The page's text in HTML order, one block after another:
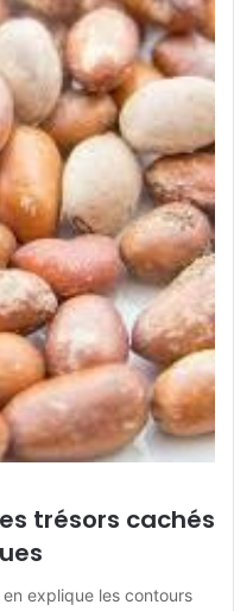
trésors cachés
explique les contours